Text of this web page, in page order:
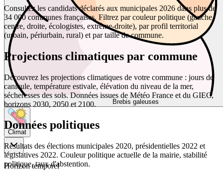
Brebis galeuses
Climat
Horizon temporel
Consultez les candidats déclarés aux municipales 2026 dans plus de
34 000 communes françaises. Filtrez par couleur politique (gauche,
centre, droite, écologistes, extrême-droite), par profil territorial
(urbain, périurbain, rural) et par taille de commune.
Projections climatiques par commune
Découvrez les projections climatiques de votre commune : jours de
canicule, température estivale, élévation du niveau de la mer,
sécheresses des sols. Données issues de Météo France et du GIEC,
horizons 2030, 2050 et 2100.
Données politiques
Résultats des élections municipales 2020, présidentielles 2022 et
législatives 2022. Couleur politique actuelle de la mairie, stabilité
politique, taux d'abstention.